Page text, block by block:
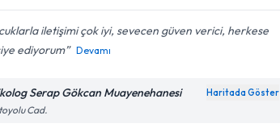
iletişimi çok iyi, sevecen güven verici, herkese
ediyorum
Devamı
Serap Gökcan Muayenehanesi Haritada Göster
Cad.